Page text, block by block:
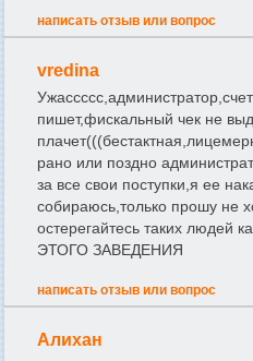
написать отзыв или вопрос
vredina
пишет,фискальный чек не
рано или поздно
за все свои поступки,я ее
собираюсь,только прошу не
остерегайтесь таких
ЭТОГО ЗАВЕДЕНИЯ
написать отзыв или вопрос
Алихан